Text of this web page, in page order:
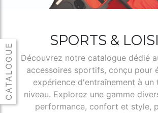
SPORTS &
Découvrez notre catalogue dédié
accessoires sportifs, conçu pour
expérience d'entraînement à un
niveau. Explorez une gamme
performance, confort et style,